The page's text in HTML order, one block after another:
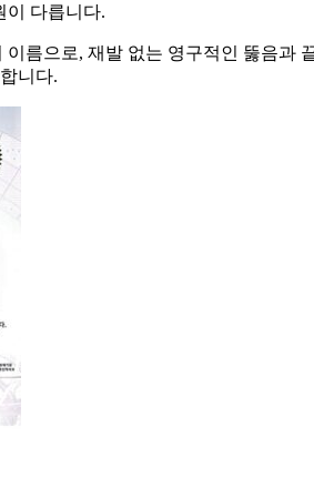
이 다릅니다.
름으로, 재발 없는 영구적인 뚫음과
니다.